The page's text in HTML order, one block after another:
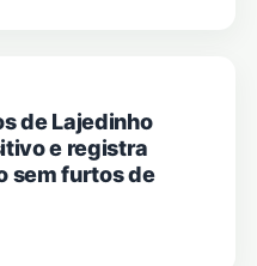
de Lajedinho
e registra
sem furtos de